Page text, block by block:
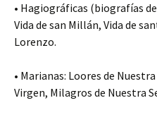
• Hagiográficas (biografías
Vida de san Millán, Vida de
Lorenzo.
• Marianas: Loores de
Virgen, Milagros de Nuestra